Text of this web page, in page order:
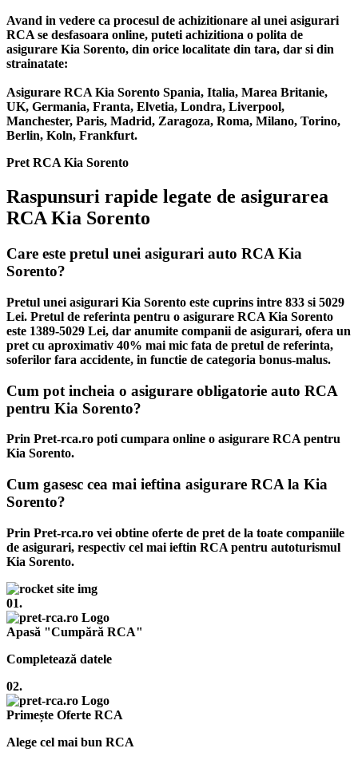
Avand in vedere ca procesul de achizitionare al unei asigurari
RCA se desfasoara online, puteti achizitiona o polita de
asigurare Kia Sorento, din orice localitate din tara, dar si din
strainatate:
Asigurare RCA Kia Sorento Spania, Italia, Marea Britanie,
UK, Germania, Franta, Elvetia, Londra, Liverpool,
Manchester, Paris, Madrid, Zaragoza, Roma, Milano, Torino,
Berlin, Koln, Frankfurt.
Pret RCA Kia Sorento
Raspunsuri rapide legate de asigurarea
RCA Kia Sorento
Care este pretul unei asigurari auto RCA Kia
Sorento?
Pretul unei asigurari Kia Sorento este cuprins intre 833 si 5029
Lei. Pretul de referinta pentru o asigurare RCA Kia Sorento
este 1389-5029 Lei, dar anumite companii de asigurari, ofera un
pret cu aproximativ 40% mai mic fata de pretul de referinta,
soferilor fara accidente, in functie de categoria bonus-malus.
Cum pot incheia o asigurare obligatorie auto RCA
pentru Kia Sorento?
Prin Pret-rca.ro poti cumpara online o asigurare RCA pentru
Kia Sorento.
Cum gasesc cea mai ieftina asigurare RCA la Kia
Sorento?
Prin Pret-rca.ro vei obtine oferte de pret de la toate companiile
de asigurari, respectiv cel mai ieftin RCA pentru autoturismul
Kia Sorento.
01.
Apasă "Cumpără RCA"
Completează datele
02.
Primește Oferte RCA
Alege cel mai bun RCA